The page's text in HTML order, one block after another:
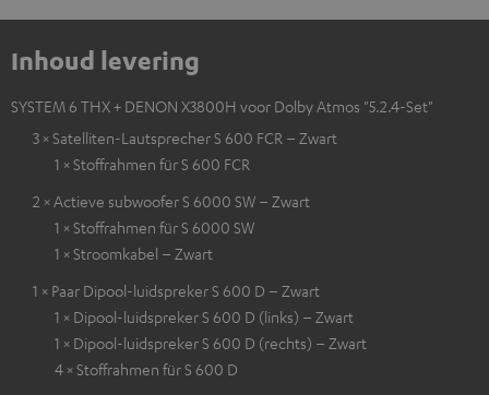
Inhoud levering
SYSTEM 6 THX + DENON X3800H voor Dolby Atmos "5.2.4-Set"
3 × Satelliten-Lautsprecher S 600 FCR – Zwart
1 × Stoffrahmen für S 600 FCR
2 × Actieve subwoofer S 6000 SW – Zwart
1 × Stoffrahmen für S 6000 SW
1 × Stroomkabel – Zwart
1 × Paar Dipool-luidspreker S 600 D – Zwart
1 × Dipool-luidspreker S 600 D (links) – Zwart
1 × Dipool-luidspreker S 600 D (rechts) – Zwart
4 × Stoffrahmen für S 600 D